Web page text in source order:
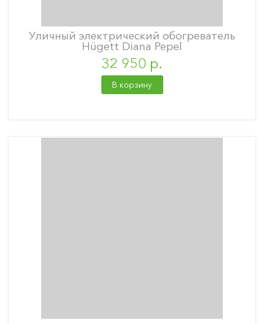
Уличный электрический обогреватель
Hügett Diana Pepel
32 950 р.
В корзину